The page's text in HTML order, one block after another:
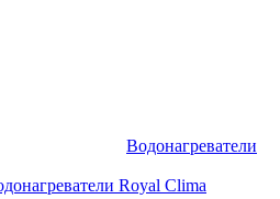
Водонагреватели
Royal Clima